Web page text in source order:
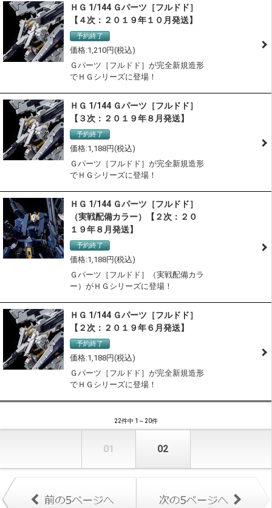
ＨＧ 1/144 Ｇパーツ［フルドド］
【４次：２０１９年１０月発送】
予約終了
1,210
Ｇパーツ［フルドド］が完全新規造形
でＨＧシリーズに登場！
ＨＧ 1/144 Ｇパーツ［フルドド］
【３次：２０１９年８月発送】
予約終了
1,188
Ｇパーツ［フルドド］が完全新規造形
でＨＧシリーズに登場！
ＨＧ 1/144 Ｇパーツ［フルドド］
（実戦配備カラー）【２次：２０
１９年８月発送】
予約終了
1,188
Ｇパーツ［フルドド］（実戦配備カラ
ー）がＨＧシリーズに登場！
ＨＧ 1/144 Ｇパーツ［フルドド］
【２次：２０１９年６月発送】
予約終了
1,188
Ｇパーツ［フルドド］が完全新規造形
でＨＧシリーズに登場！
22件中 1～20件
01 02